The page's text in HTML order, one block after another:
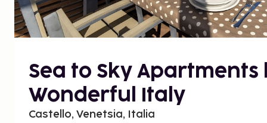
Sea to Sky Apartments
Wonderful Italy
Castello, Venetsia, Italia